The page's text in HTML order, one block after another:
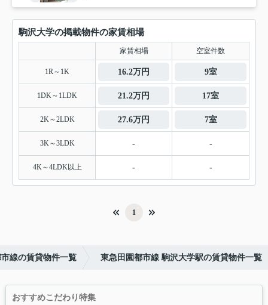
駒沢大学の掲載物件の家賃相場
家賃相場 空室件数
1R～1K 16.2万円 9室
1DK～1LDK 21.2万円 17室
2K～2LDK 27.6万円 7室
3K～3LDK - -
4K～4LDK以上 - -
1
線の賃貸物件一覧 東急田園都市線 駒沢大学駅の賃貸物件一覧
おすすめこだわり特集